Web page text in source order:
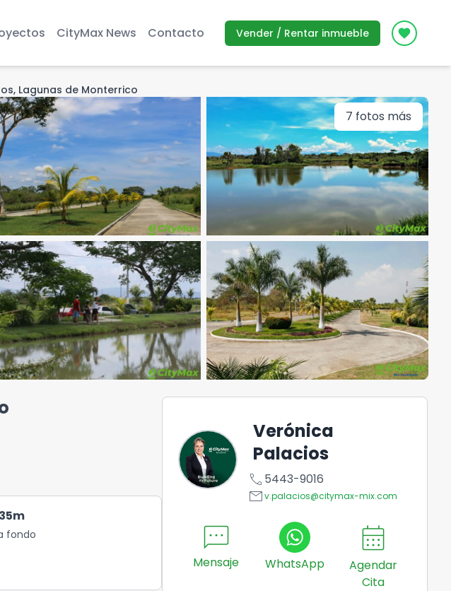
CityMax News Contacto Vender / Rentar inmueble Icon
Lagunas de Monterrico
7 fotos más
35m
fondo
Verónica
Palacios
call 5443-9016
emailv.palacios@citymax-mix.com
sms
Mensaje WhatsApp
calendar_month
Agendar
Cita